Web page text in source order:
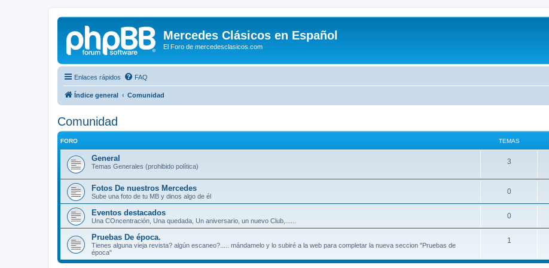
Mercedes Clásicos en Español
El Foro de mercedesclasicos.com
Enlaces rápidos FAQ
Índice general Comunidad
Comunidad
FORO TEMAS
General
Temas Generales (prohibido política)
3
Fotos De nuestros Mercedes
Sube una foto de tu MB y dinos algo de él
0
Eventos destacados
Una COncentración, Una quedada, Un aniversario, un nuevo Club,......
0
Pruebas De época.
Tienes alguna vieja revista? algún escaneo?..... mándamelo y lo subiré a la web para completar la nueva seccion "Pruebas de
época"
1